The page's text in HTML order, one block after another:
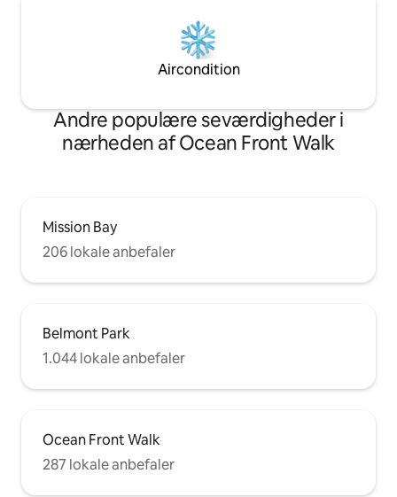
Aircondition
Andre populære seværdigheder i
nærheden af Ocean Front Walk
Mission Bay
206 lokale anbefaler
Belmont Park
1.044 lokale anbefaler
Ocean Front Walk
287 lokale anbefaler